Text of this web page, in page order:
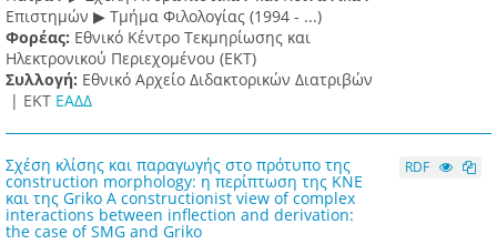
Επιστημών ▶ Τμήμα Φιλολογίας (1994 - ...)
Φορέας: Εθνικό Κέντρο Τεκμηρίωσης και
Ηλεκτρονικού Περιεχομένου (ΕΚΤ)
Συλλογή: Εθνικό Αρχείο Διδακτορικών Διατριβών
| ΕΚΤ ΕΑΔΔ
Σχέση κλίσης και παραγωγής στο πρότυπο της
construction morphology: η περίπτωση της ΚΝΕ
και της Griko A constructionist view of complex
interactions between inflection and derivation:
the case of SMG and Griko
RDF